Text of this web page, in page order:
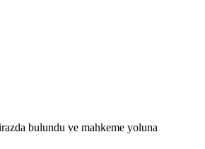
bulundu ve mahkeme yoluna